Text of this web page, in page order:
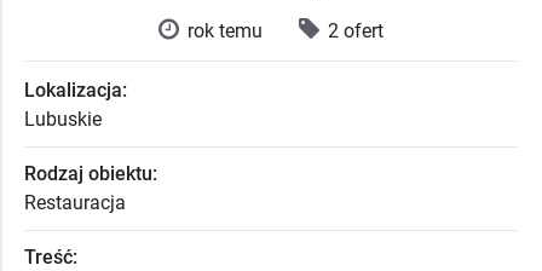
rok temu 2 ofert
Lokalizacja:
Lubuskie
Rodzaj obiektu:
Restauracja
Treść: